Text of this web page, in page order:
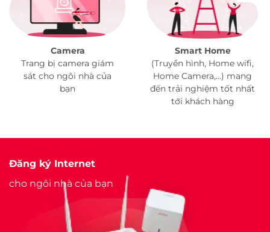
Camera
Trang bị camera giám
sát cho ngôi nhà của
bạn
Smart Home
(Truyền hình, Home wifi,
Home Camera,…) mang
đến trải nghiệm tốt nhất
tới khách hàng
Đăng ký Internet
cho ngôi nhà của bạn